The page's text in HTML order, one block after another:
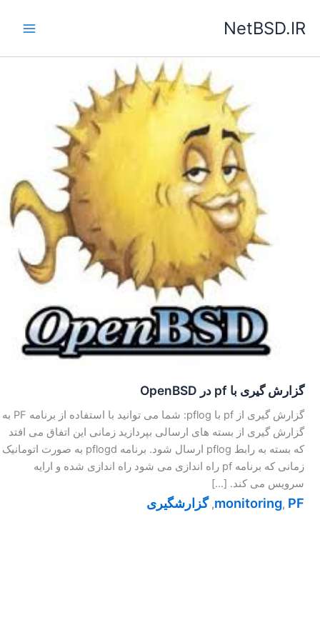
NetBSD.IR
گزارش گیری با pf در OpenBSD
گزارش گیری از pf با pflog: شما می توانید با استفاده از برنامه PF به
گزارش گیری از بسته های ارسالی بپردازید زمانی این اتفاق می افتد
که بسته به رابط pflog ارسال شود. برنامه pflogd به صورت اتومانیک
زمانی که برنامه pf راه اندازی می شود راه اندازی شده و ارایه
سرویس می کند. […]
monitoring, PF
, گزارشگیری